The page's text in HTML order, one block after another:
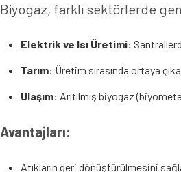
Biyogaz, farklı sektörlerde
Elektrik ve Isı Üretimi:
Tarım: Üretim sırasında ortaya
Ulaşım: Arıtılmış biyogaz
Avantajları:
Atıkların geri dönüştürülmesini